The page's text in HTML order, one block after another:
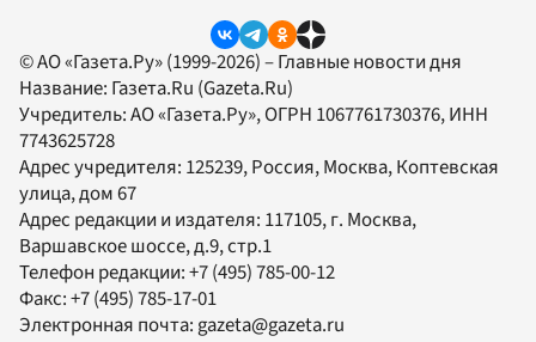
© АО «Газета.Ру» (1999-2026) – Главные новости дня
Название: Газета.Ru (Gazeta.Ru)
Учредитель:АО «Газета.Ру», ОГРН 1067761730376, ИНН
7743625728
Адрес учредителя: 125239, Россия, Москва, Коптевская
улица, дом 67
Адрес редакции и издателя: 117105, г. Москва,
Варшавское шоссе, д.9, стр.1
Телефон редакции:+7 (495) 785-00-12
Факс:+7 (495) 785-17-01
Электронная почта:gazeta@gazeta.ru